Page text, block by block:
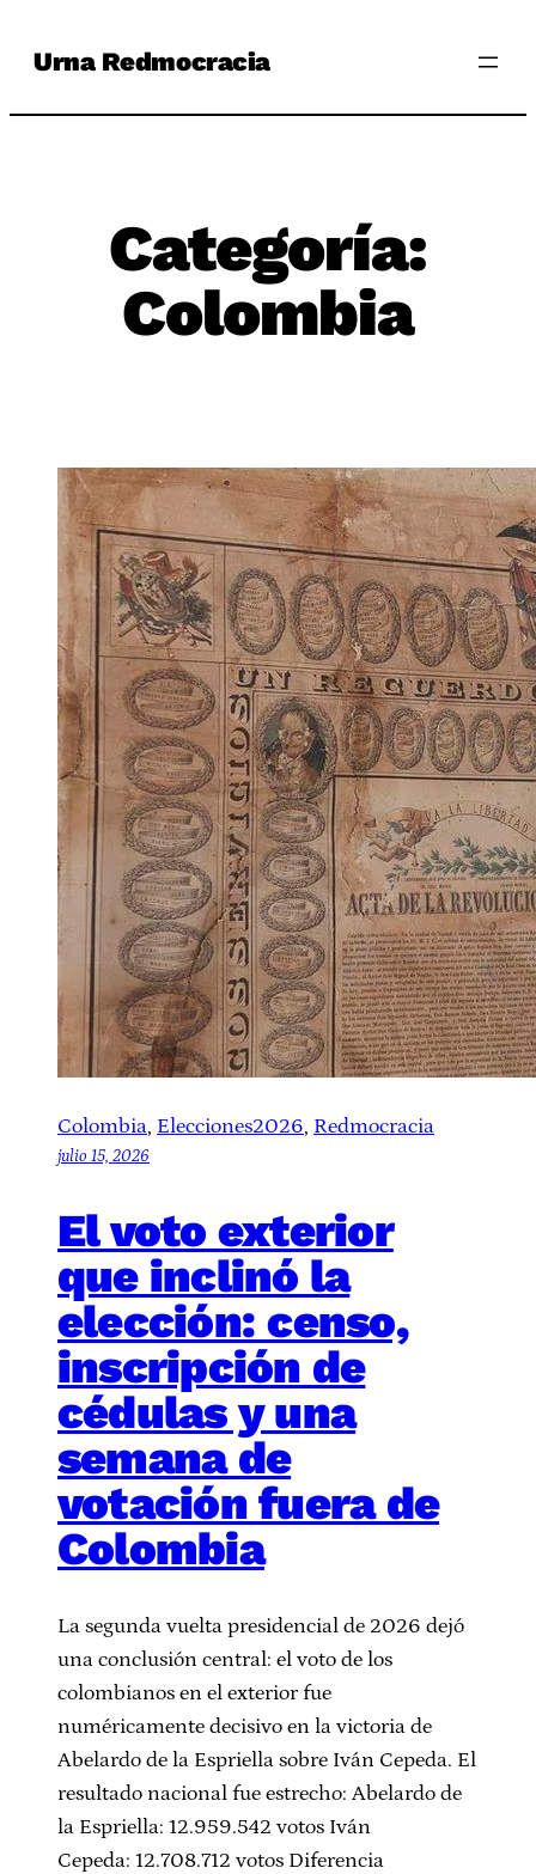
Urna Redmocracia
Categoría:
Colombia
Colombia, Elecciones2026, Redmocracia
julio 15, 2026
El voto exterior
que inclinó la
elección: censo,
inscripción de
cédulas y una
semana de
votación fuera de
Colombia
La segunda vuelta presidencial de 2026 dejó
una conclusión central: el voto de los
colombianos en el exterior fue
numéricamente decisivo en la victoria de
Abelardo de la Espriella sobre Iván Cepeda. El
resultado nacional fue estrecho: Abelardo de
la Espriella: 12.959.542 votos Iván
Cepeda: 12.708.712 votos Diferencia